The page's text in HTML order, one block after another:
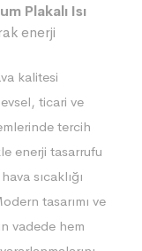
Plakalı Isı
enerji
kalitesi
ticari ve
tercih
enerji tasarrufu
sıcaklığı
tasarımı ve
vadede hem